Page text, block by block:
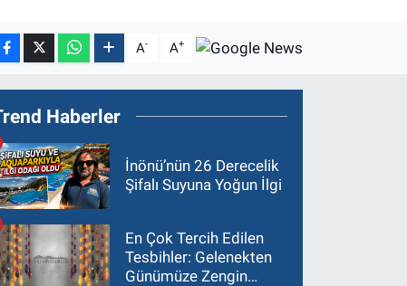
A- A+
Haberler
İnönü’nün 26 Derecelik
Şifalı Suyuna Yoğun İlgi
En Çok Tercih Edilen
Tesbihler: Gelenekten
Günümüze Zengin